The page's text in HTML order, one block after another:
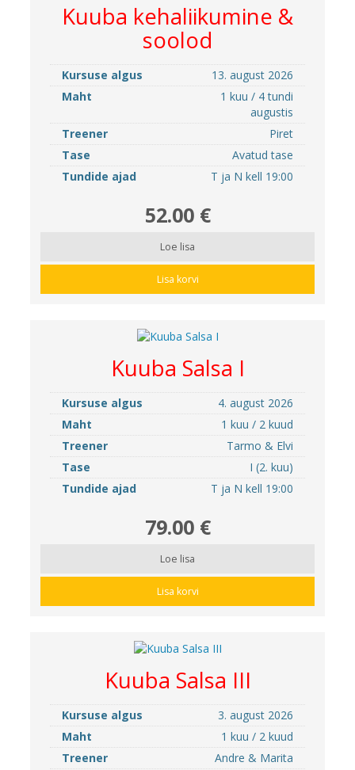
Kuuba kehaliikumine &
soolod
Kursuse algus
13. august 2026
Maht
1 kuu / 4 tundi
augustis
Treener
Piret
Tase
Avatud tase
Tundide ajad
T ja N kell 19:00
52.00 €
Loe lisa
Lisa korvi
Kuuba Salsa I
Kursuse algus
4. august 2026
Maht
1 kuu / 2 kuud
Treener
Tarmo & Elvi
Tase
I (2. kuu)
Tundide ajad
T ja N kell 19:00
79.00 €
Loe lisa
Lisa korvi
Kuuba Salsa III
Kursuse algus
3. august 2026
Maht
1 kuu / 2 kuud
Treener
Andre & Marita